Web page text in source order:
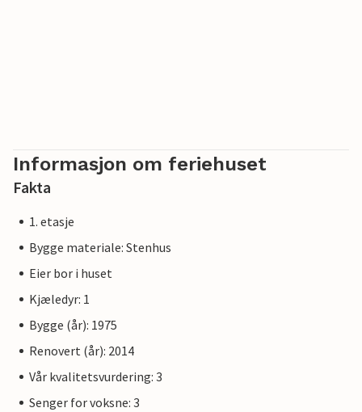
Informasjon om feriehuset
Fakta
1. etasje
Bygge materiale: Stenhus
Eier bor i huset
Kjæledyr: 1
Bygge (år): 1975
Renovert (år): 2014
Vår kvalitetsvurdering: 3
Senger for voksne: 3